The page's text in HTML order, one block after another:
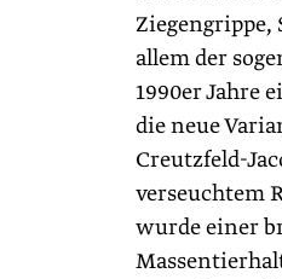
Ziegengrippe,
allem der
1990er Jahre
die neue
Creutzfeld-
verseuchtem
wurde einer